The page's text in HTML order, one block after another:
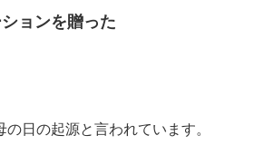
ョンを贈った
日の起源と言われています。